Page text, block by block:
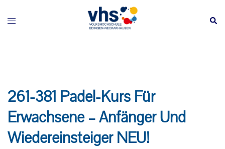
springen
Menü
261-381 Padel-Kurs Für
Erwachsene – Anfänger Und
Wiedereinsteiger NEU!